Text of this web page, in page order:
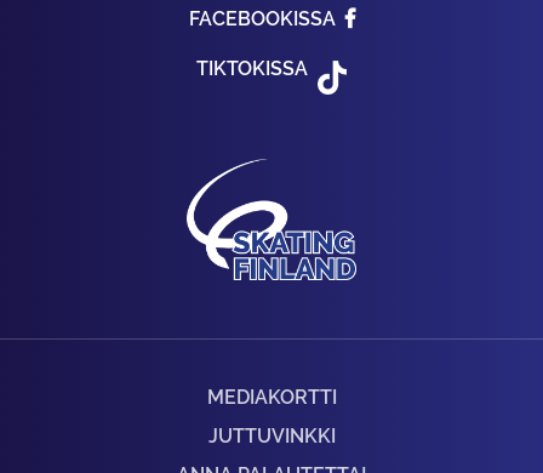
FACEBOOKISSA
TIKTOKISSA
MEDIAKORTTI
JUTTUVINKKI